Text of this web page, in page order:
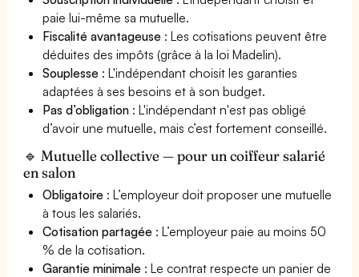
paie lui-même sa mutuelle.
Fiscalité avantageuse : Les cotisations peuvent être
déduites des impôts (grâce à la loi Madelin).
Souplesse : L'indépendant choisit les garanties
adaptées à ses besoins et à son budget.
Pas d’obligation : L'indépendant n'est pas obligé
d’avoir une mutuelle, mais c’est fortement conseillé.
🔹 Mutuelle collective — pour un coiffeur salarié
en salon
Obligatoire : L’employeur doit proposer une mutuelle
à tous les salariés.
Cotisation partagée : L’employeur paie au moins 50
% de la cotisation.
Garantie minimale : Le contrat respecte un panier de